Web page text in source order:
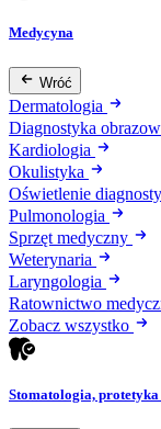
Medycyna
Wróć
Dermatologia
Diagnostyka
Kardiologia
Okulistyka
Oświetlenie
Pulmonologia
Sprzęt medyczny
Weterynaria
Laryngologia
Ratownictwo
Zobacz wszystko
Stomatologia,